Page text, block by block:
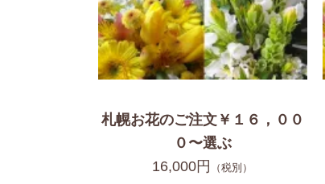
札幌お花のご注文￥１６，００
０〜選ぶ
16,000円
（税別）